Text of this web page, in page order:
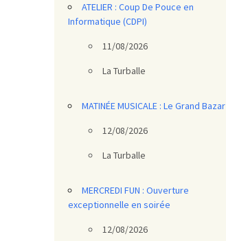
ATELIER : Coup De Pouce en
Informatique (CDPI)
11/08/2026
La Turballe
MATINÉE MUSICALE : Le Grand Bazar
12/08/2026
La Turballe
MERCREDI FUN : Ouverture
exceptionnelle en soirée
12/08/2026